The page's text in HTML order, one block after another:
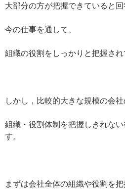
大部分の方が把握できていると回
今の仕事を通して、
組織の役割をしっかりと把握され
しかし，比較的大きな規模の会社
組織・役割体制を把握しきれな
す。
まずは会社全体の組織や役割を